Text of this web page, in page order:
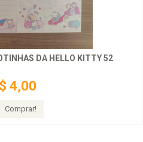
DA HELLO KITTY 52
4,00
Comprar!